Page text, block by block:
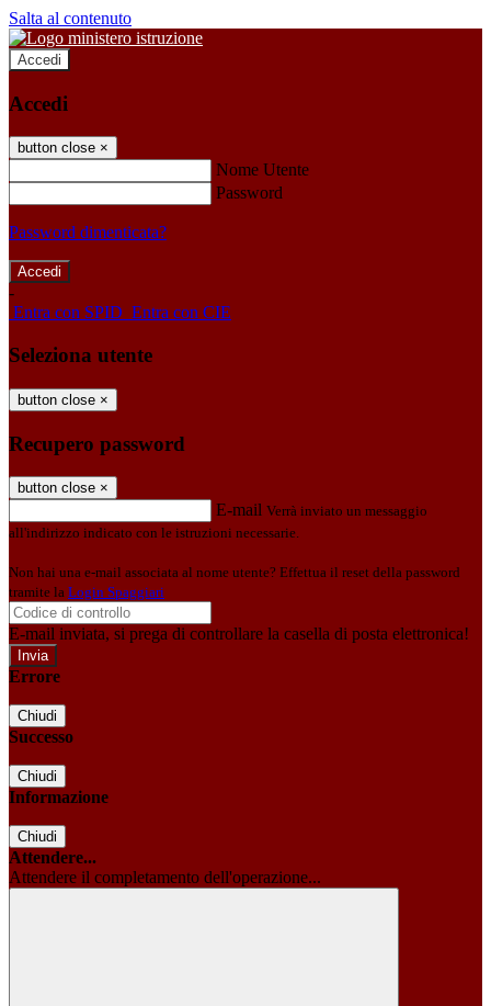
Salta al contenuto
Accedi
Accedi
button close ×
Nome Utente
Password
Password dimenticata?
-
Entra con SPID Entra con CIE
Seleziona utente
button close ×
Recupero password
button close ×
E-mail Verrà inviato un messaggio
all'indirizzo indicato con le istruzioni necessarie.
Non hai una e-mail associata al nome utente? Effettua il reset della password
tramite la Login Spaggiari
E-mail inviata, si prega di controllare la casella di posta elettronica!
Errore
Chiudi
Successo
Chiudi
Informazione
Chiudi
Attendere...
Attendere il completamento dell'operazione...